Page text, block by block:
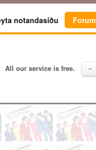
notandasíðu Forum
All our service is free. －